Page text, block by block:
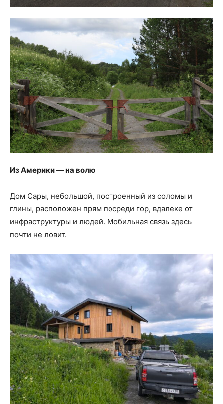
Из Америки — на волю
Дом Сары, небольшой, построенный из соломы и
глины, расположен прям посреди гор, вдалеке от
инфраструктуры и людей. Мобильная связь здесь
почти не ловит.